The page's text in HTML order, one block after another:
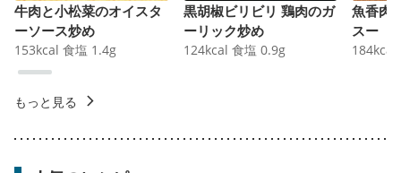
牛肉と小松菜のオイスタ
ーソース炒め
153kcal 食塩 1.4g
黒胡椒ビリビリ 鶏肉のガ
ーリック炒め
124kcal 食塩 0.9g
魚香肉
スー
184kcal
もっと見る